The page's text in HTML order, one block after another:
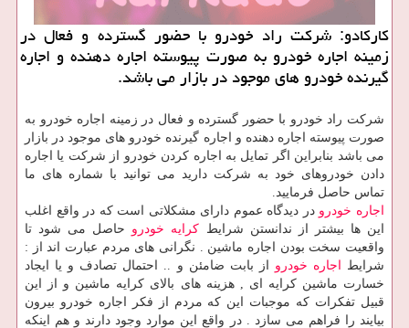
كاركادو: شركت راد خودرو با حضور گسترده و فعال در
زمینه اجاره خودرو به صورت پیوسته اجاره دهنده و اجاره
گیرنده خودرو های موجود در بازار می باشد.
شرکت راد خودرو با حضور گسترده و فعال در زمینه اجاره خودرو به
صورت پیوسته اجاره دهنده و اجاره گیرنده خودرو های موجود در بازار
می باشد بنابراین اگر تمایل به اجاره کردن خودرو از شرکت یا اجاره
دادن خودروهای خود به شرکت دارید می توانید با شماره های ما
تماس حاصل فرمایید.
اجاره خودرو در دیدگاه عموم دارای مشکلاتی است که در واقع اغلب
این ها بیشتر از ندانستن شرایط کرایه خودرو حاصل می شود تا
واقعیت سخت بودن اجاره ماشین . نگرانی های مردم عبارت اند از :
شرایط اجاره خودرو از بابت ضامئن و .. احتمال تصادف و یا ایجاد
خسارت ماشین کرایه ای , هزینه های بالای کرایه ماشین و از این
قبیل تفکرات که موجبات این که مردم از فکر اجاره خودرو بیرون
بیایند را فراهم می سازد . در واقع این موارد وجود دارند و هم اینکه